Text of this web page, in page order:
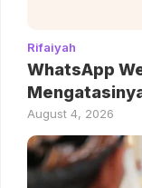
Rifaiyah
WhatsApp
August 4, 2026